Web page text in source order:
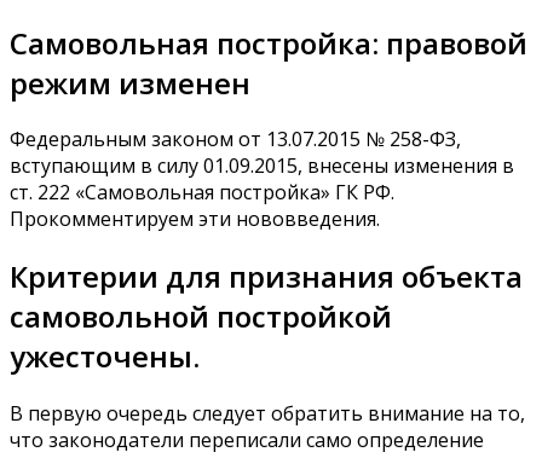
Самовольная постройка: правовой
режим изменен
Федеральным законом от 13.07.2015 № 258-ФЗ,
вступающим в силу 01.09.2015, внесены изменения в
ст. 222 «Самовольная постройка» ГК РФ.
Прокомментируем эти нововведения.
Критерии для признания объекта
самовольной постройкой
ужесточены.
В первую очередь следует обратить внимание на то,
что законодатели переписали само определение